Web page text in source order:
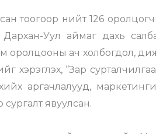
тоогоор нийт 126
Уул аймаг дахь
оролцооны ач холбогдол,
хэрэглэх, “Зар
аргачлалууд,
явуулсан.